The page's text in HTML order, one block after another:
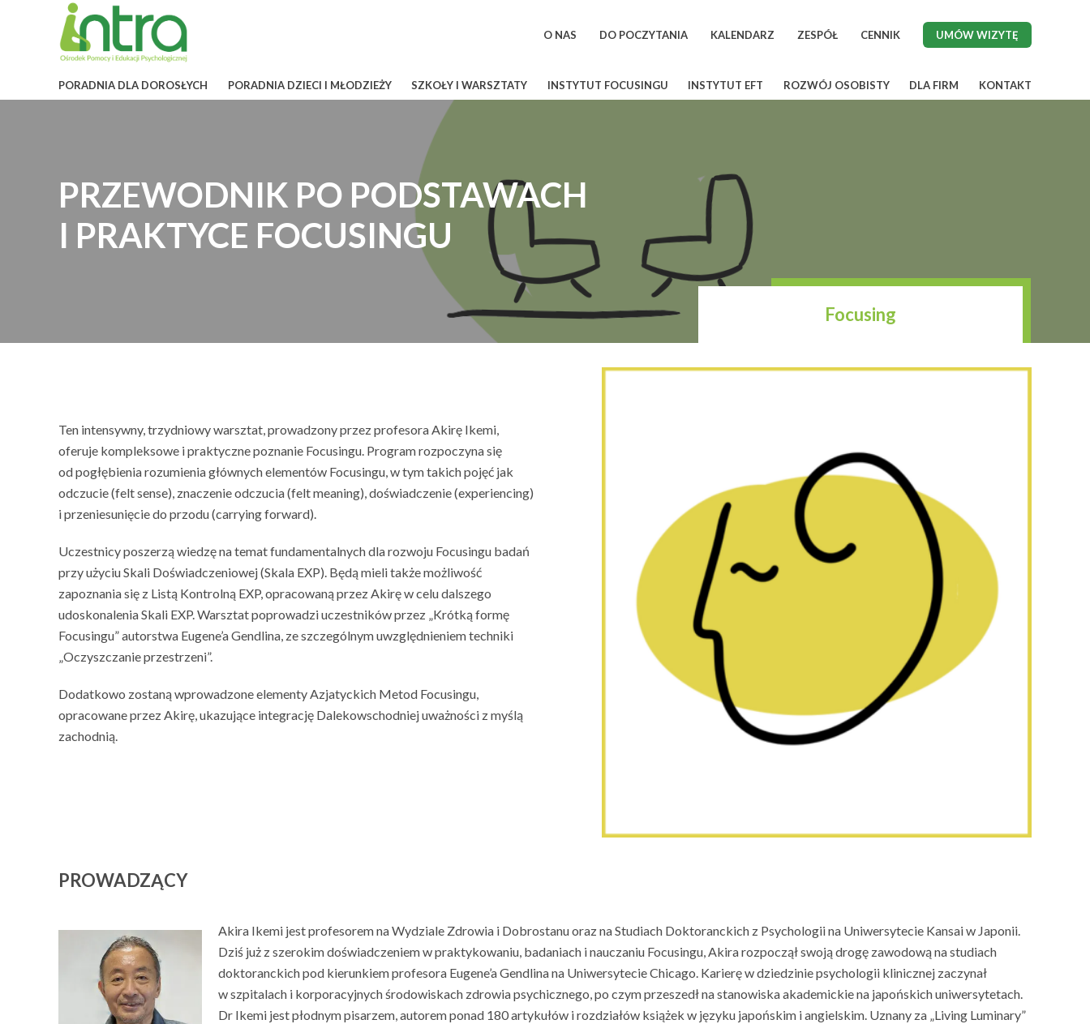
O NAS DO POCZYTANIA KALENDARZ ZESPÓŁ CENNIK UMÓW WIZYTĘ
PORADNIA DLA DOROSŁYCH PORADNIA DZIECI I MŁODZIEŻY SZKOŁY I WARSZTATY INSTYTUT FOCUSINGU INSTYTUT EFT ROZWÓJ OSOBISTY DLA FIRM KONTAKT
PRZEWODNIK PO PODSTAWACH
I PRAKTYCE FOCUSINGU
Focusing
Ten intensywny, trzydniowy warsztat, prowadzony przez profesora Akirę Ikemi,
oferuje kompleksowe i praktyczne poznanie Focusingu. Program rozpoczyna się
od pogłębienia rozumienia głównych elementów Focusingu, w tym takich pojęć jak
odczucie (felt sense), znaczenie odczucia (felt meaning), doświadczenie (experiencing)
i przeniesunięcie do przodu (carrying forward).
Uczestnicy poszerzą wiedzę na temat fundamentalnych dla rozwoju Focusingu badań
przy użyciu Skali Doświadczeniowej (Skala EXP). Będą mieli także możliwość
zapoznania się z Listą Kontrolną EXP, opracowaną przez Akirę w celu dalszego
udoskonalenia Skali EXP. Warsztat poprowadzi uczestników przez „Krótką formę
Focusingu” autorstwa Eugene’a Gendlina, ze szczególnym uwzględnieniem techniki
„Oczyszczanie przestrzeni”.
Dodatkowo zostaną wprowadzone elementy Azjatyckich Metod Focusingu,
opracowane przez Akirę, ukazujące integrację Dalekowschodniej uważności z myślą
zachodnią.
PROWADZĄCY
Akira Ikemi jest profesorem na Wydziale Zdrowia i Dobrostanu oraz na Studiach Doktoranckich z Psychologii na Uniwersytecie Kansai w Japonii.
Dziś już z szerokim doświadczeniem w praktykowaniu, badaniach i nauczaniu Focusingu, Akira rozpoczął swoją drogę zawodową na studiach
doktoranckich pod kierunkiem profesora Eugene’a Gendlina na Uniwersytecie Chicago. Karierę w dziedzinie psychologii klinicznej zaczynał
w szpitalach i korporacyjnych środowiskach zdrowia psychicznego, po czym przeszedł na stanowiska akademickie na japońskich uniwersytetach.
Dr Ikemi jest płodnym pisarzem, autorem ponad 180 artykułów i rozdziałów książek w języku japońskim i angielskim. Uznany za „Living Luminary”